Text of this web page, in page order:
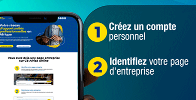
Loth HOUSSOU Suite à leur interpellation
mercredi 1er mai 2024 en marge de la marche
de protestation "contre la…